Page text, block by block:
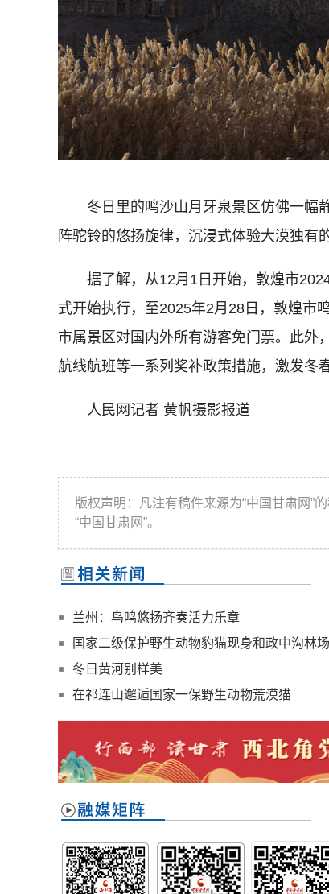
冬日里的鸣沙山月牙泉景区仿佛一幅
阵驼铃的悠扬旋律，沉浸式体验大漠独有
据了解，从12月1日开始，敦煌市
式开始执行，至2025年2月28日，敦煌市
市属景区对国内外所有游客免门票。此外
航线航班等一系列奖补政策措施，激发冬
人民网记者 黄帆摄影报道
版权声明：凡注有稿件来源为“中国甘肃网”
“中国甘肃网”。
兰州：鸟鸣悠扬齐奏活力乐章
国家二级保护野生动物豹猫现身和政中沟林场
冬日黄河别样美
在祁连山邂逅国家一保野生动物荒漠猫